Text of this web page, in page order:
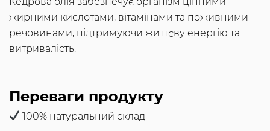
жирними кислотами, вітамінами та поживними
речовинами, підтримуючи життєву енергію та
витривалість.
Переваги продукту
100% натуральний склад